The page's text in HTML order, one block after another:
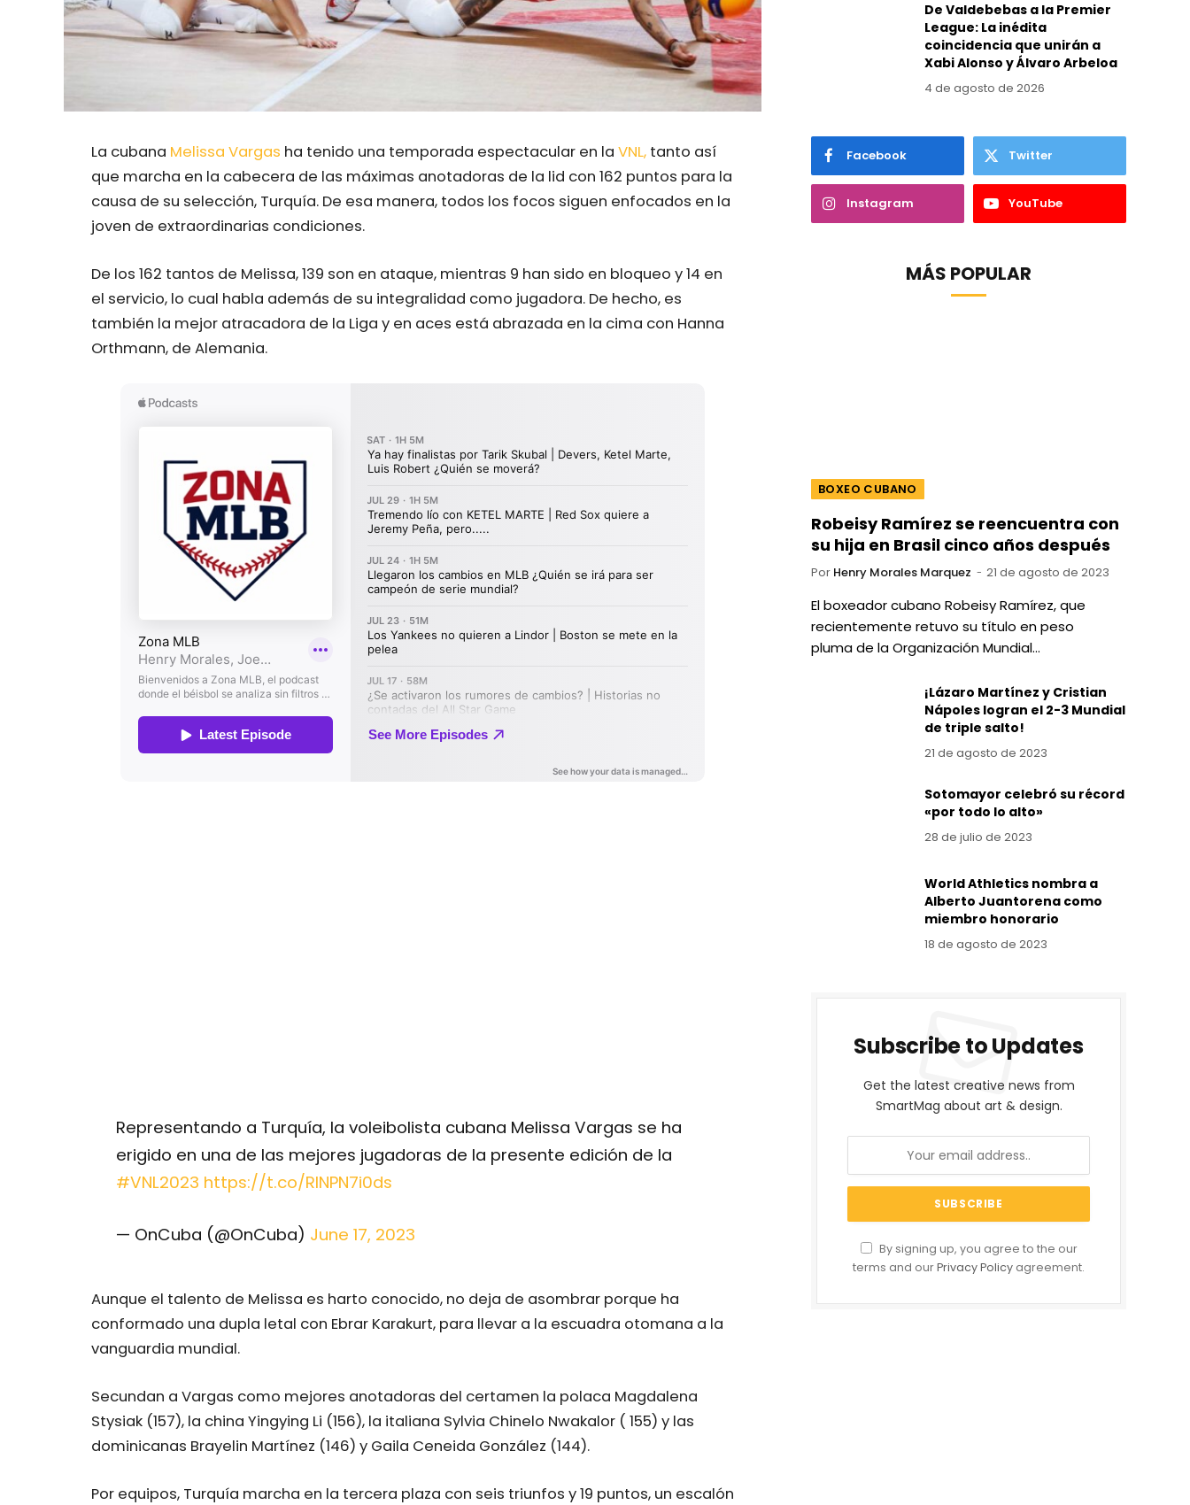
La cubana Melissa Vargas ha tenido una temporada espectacular en la VNL, tanto así
que marcha en la cabecera de las máximas anotadoras de la lid con 162 puntos para la
causa de su selección, Turquía. De esa manera, todos los focos siguen enfocados en la
joven de extraordinarias condiciones.
De los 162 tantos de Melissa, 139 son en ataque, mientras 9 han sido en bloqueo y 14 en
el servicio, lo cual habla además de su integralidad como jugadora. De hecho, es
también la mejor atracadora de la Liga y en aces está abrazada en la cima con Hanna
Orthmann, de Alemania.
Representando a Turquía, la voleibolista cubana Melissa Vargas se ha
erigido en una de las mejores jugadoras de la presente edición de la
#VNL2023 https://t.co/RINPN7i0ds
— OnCuba (@OnCuba) June 17, 2023
Aunque el talento de Melissa es harto conocido, no deja de asombrar porque ha
conformado una dupla letal con Ebrar Karakurt, para llevar a la escuadra otomana a la
vanguardia mundial.
Secundan a Vargas como mejores anotadoras del certamen la polaca Magdalena
Stysiak (157), la china Yingying Li (156), la italiana Sylvia Chinelo Nwakalor ( 155) y las
dominicanas Brayelin Martínez (146) y Gaila Ceneida González (144).
Por equipos, Turquía marcha en la tercera plaza con seis triunfos y 19 puntos, un escalón
De Valdebebas a la Premier
League: La inédita
coincidencia que unirán a
Xabi Alonso y Álvaro Arbeloa
4 de agosto de 2026
Facebook Twitter
Instagram YouTube
MÁS POPULAR
BOXEO CUBANO
Robeisy Ramírez se reencuentra con
su hija en Brasil cinco años después
Por Henry Morales Marquez 21 de agosto de 2023
El boxeador cubano Robeisy Ramírez, que
recientemente retuvo su título en peso
pluma de la Organización Mundial…
¡Lázaro Martínez y Cristian
Nápoles logran el 2-3 Mundial
de triple salto!
21 de agosto de 2023
Sotomayor celebró su récord
«por todo lo alto»
28 de julio de 2023
World Athletics nombra a
Alberto Juantorena como
miembro honorario
18 de agosto de 2023
Subscribe to Updates
Get the latest creative news from
SmartMag about art & design.
By signing up, you agree to the our
terms and ourPrivacy Policy agreement.